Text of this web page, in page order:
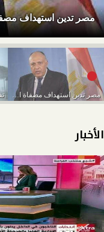
مصر تدين استهداف
مصر تدين استهداف مصفاة الرياض لتكرير البترول بطائرة...
الأخبار